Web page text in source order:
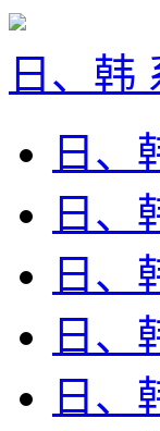
日、韩
日、
日、
日、
日、
日、